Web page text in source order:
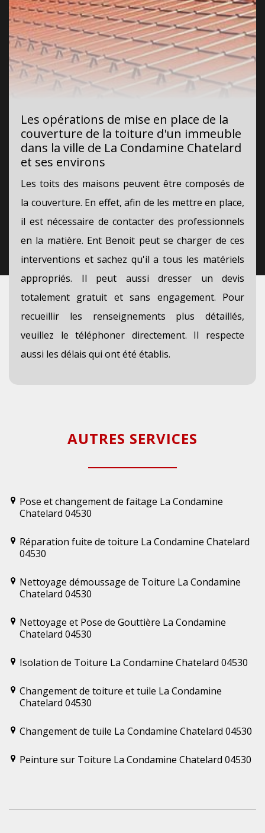
Les opérations de mise en place de la
couverture de la toiture d'un immeuble
dans la ville de La Condamine Chatelard
et ses environs
Les toits des maisons peuvent être composés de
la couverture. En effet, afin de les mettre en place,
il est nécessaire de contacter des professionnels
en la matière. Ent Benoit peut se charger de ces
interventions et sachez qu'il a tous les matériels
appropriés. Il peut aussi dresser un devis
totalement gratuit et sans engagement. Pour
recueillir les renseignements plus détaillés,
veuillez le téléphoner directement. Il respecte
aussi les délais qui ont été établis.
AUTRES SERVICES
Pose et changement de faitage La Condamine
Chatelard 04530
Réparation fuite de toiture La Condamine Chatelard
04530
Nettoyage démoussage de Toiture La Condamine
Chatelard 04530
Nettoyage et Pose de Gouttière La Condamine
Chatelard 04530
Isolation de Toiture La Condamine Chatelard 04530
Changement de toiture et tuile La Condamine
Chatelard 04530
Changement de tuile La Condamine Chatelard 04530
Peinture sur Toiture La Condamine Chatelard 04530